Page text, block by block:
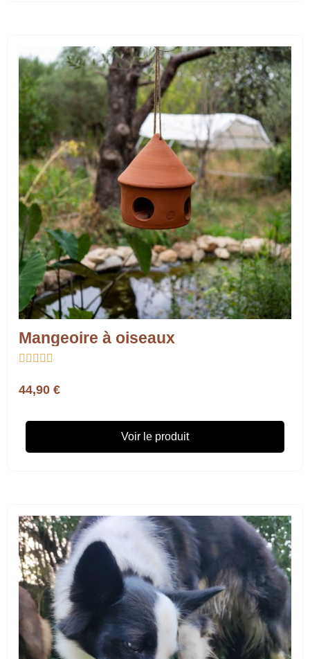
Mangeoire à oiseaux
    
44,90 €
Voir le produit